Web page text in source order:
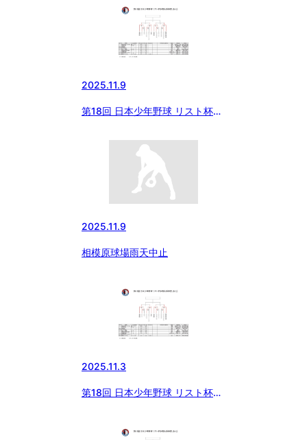
2025.11.9
第18回 日本少年野球 リスト杯争
2025.11.9
相模原球場雨天中止
2025.11.3
第18回 日本少年野球 リスト杯争